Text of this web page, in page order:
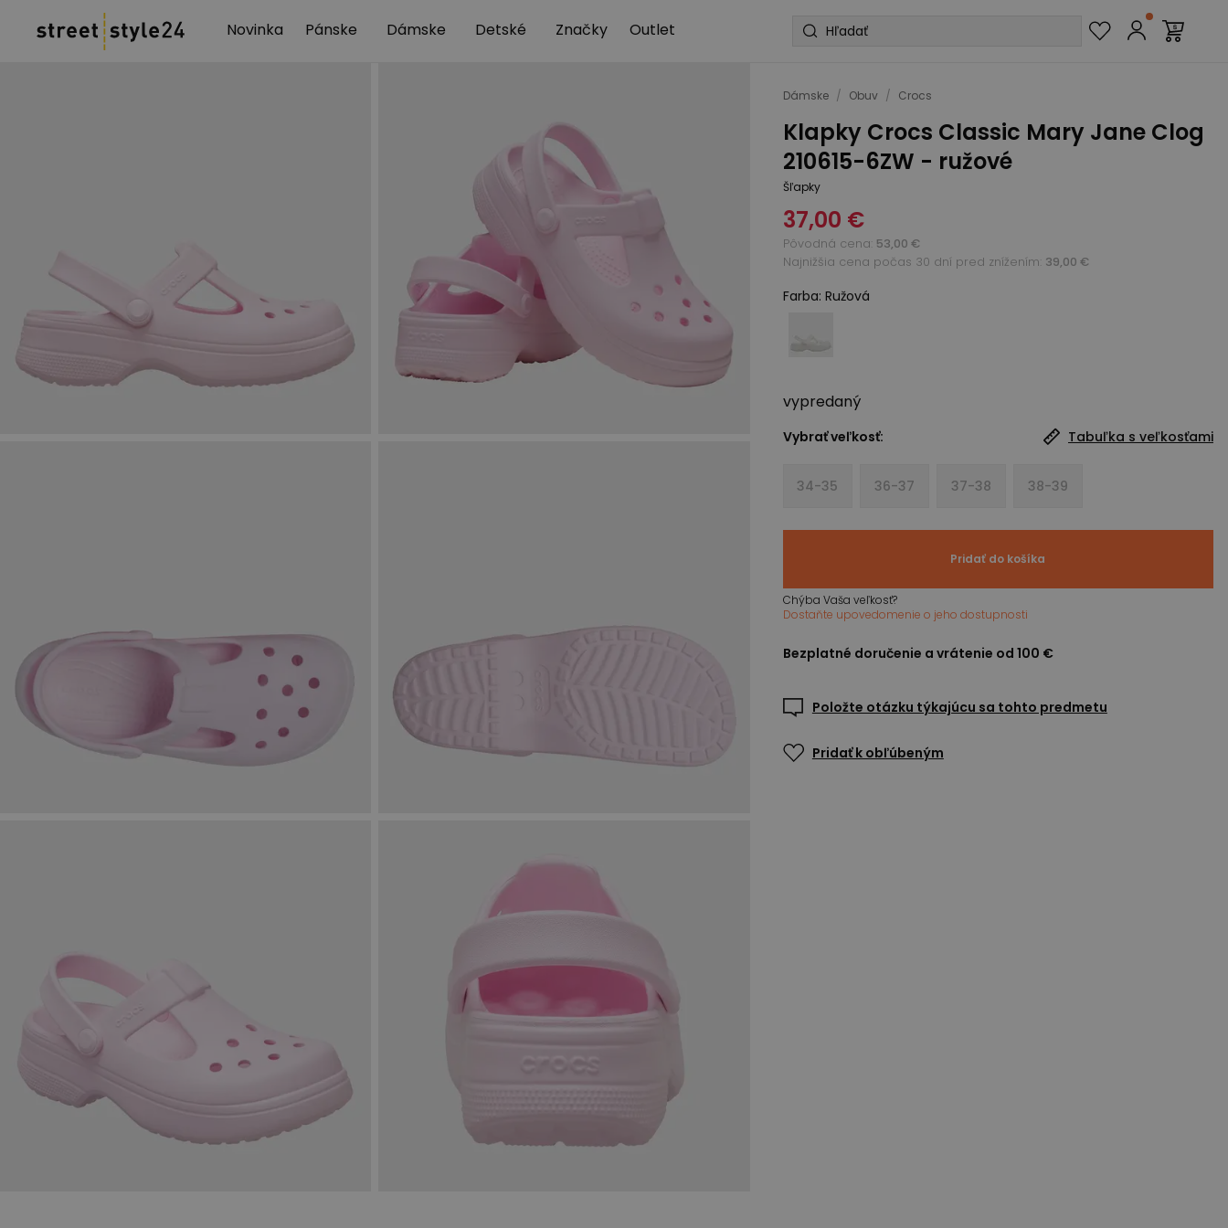
Novinka Pánske Dámske Detské Značky Outlet
Dámske / Obuv / Crocs
Klapky Crocs Classic Mary Jane Clog
210615-6ZW - ružové
Šľapky
37,00 €
Pôvodná cena 53,00 €
Najnižšia cena počas 30 dní pred znížením: 39,00 €
Farba: Ružová
vypredaný
Vybrať veľkosť: Tabuľka s veľkosťami
34-35 36-37 37-38 38-39
Pridať do košíka
Chýba Vaša veľkosť?
Dostaňte upovedomenie o jeho dostupnosti
Bezplatné doručenie a vrátenie od 100 €
Položte otázku týkajúcu sa tohto predmetu
Pridať k obľúbeným